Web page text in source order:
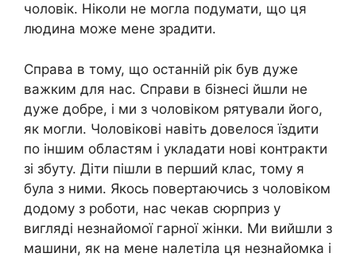
чоловік. Ніколи не могла подумати, що ця
людина може мене зрадити.
Справа в тому, що останній рік був дуже
важким для нас. Справи в бізнесі йшли не
дуже добре, і ми з чоловіком рятували його,
як могли. Чоловікові навіть довелося їздити
по іншим областям і укладати нові контракти
зі збуту. Діти пішли в перший клас, тому я
була з ними. Якось повертаючись з чоловіком
додому з роботи, нас чекав сюрприз у
вигляді незнайомої гарної жінки. Ми вийшли з
машини, як на мене налетіла ця незнайомка і